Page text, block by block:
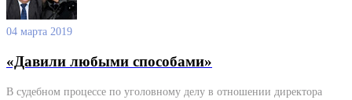
04 марта 2019
«Давили любыми способами»
В судебном процессе по уголовному делу в отношении директора